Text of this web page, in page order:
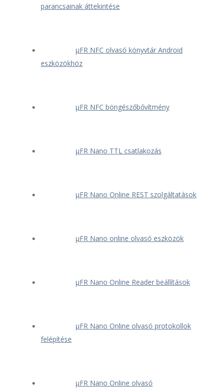
parancsainak áttekintése
μFR NFC olvasó könyvtár Android
eszközökhöz
μFR NFC böngészőbővítmény
μFR Nano TTL csatlakozás
μFR Nano Online REST szolgáltatások
μFR Nano online olvasó eszközök
μFR Nano Online Reader beállítások
μFR Nano Online olvasó protokollok
felépítése
μFR Nano Online olvasó